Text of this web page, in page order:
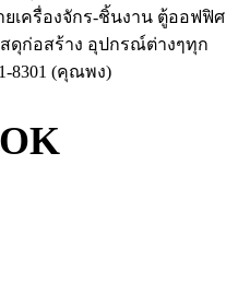
เครื่องจักร-ชิ้นงาน ตู้ออฟฟิศ
ดุก่อสร้าง อุปกรณ์ต่างๆทุก
8301 (คุณพง)